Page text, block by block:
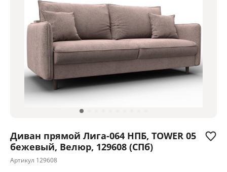
Диван прямой Лига-064 НПБ, TOWER 05
бежевый, Велюр, 129608 (СПб)
Артикул 129608